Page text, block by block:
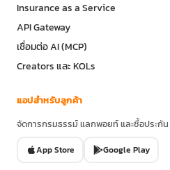
Insurance as a Service
API Gateway
เชื่อมต่อ AI (MCP)
Creators และ KOLs
แอปสำหรับลูกค้า
จัดการกรมธรรม์ แลกพอยท์ และซื้อประกัน
App Store Google Play